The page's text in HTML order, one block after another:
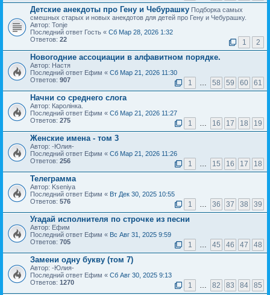
Детские анекдоты про Гену и Чебурашку Подборка самых
смешных старых и новых анекдотов для детей про Гену и Чебурашку.
Автор: Tonje
Последний ответ Гость « Сб Мар 28, 2026 1:32
Ответов: 22 1 2
Новогодние ассоциации в алфавитном порядке.
Автор: Настя
Последний ответ Ефим « Сб Мар 21, 2026 11:30
Ответов: 907 1 … 58 59 60 61
Начни со среднего слога
Автор: Каролiнка.
Последний ответ Ефим « Сб Мар 21, 2026 11:27
Ответов: 275 1 … 16 17 18 19
Женские имена - том 3
Автор: -Юлия-
Последний ответ Ефим « Сб Мар 21, 2026 11:26
Ответов: 256 1 … 15 16 17 18
Телеграмма
Автор: Kseniya
Последний ответ Ефим « Вт Дек 30, 2025 10:55
Ответов: 576 1 … 36 37 38 39
Угадай исполнителя по строчке из песни
Автор: Ефим
Последний ответ Ефим « Вс Авг 31, 2025 9:59
Ответов: 705 1 … 45 46 47 48
Замени одну букву (том 7)
Автор: -Юлия-
Последний ответ Ефим « Сб Авг 30, 2025 9:13
Ответов: 1270 1 … 82 83 84 85